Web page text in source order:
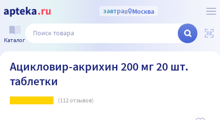
завтрав Москва
Каталог
Ацикловир-акрихин 200 мг 20 шт.
таблетки
(112отзывов)